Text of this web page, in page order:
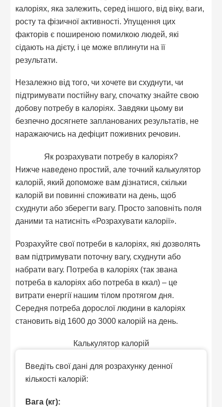
калоріях, яка залежить, серед іншого, від віку, ваги,
росту та фізичної активності. Упущення цих
факторів є поширеною помилкою людей, які
сідають на дієту, і це може вплинути на її
результати.
Незалежно від того, чи хочете ви схуднути, чи
підтримувати постійну вагу, спочатку знайте свою
добову потребу в калоріях. Завдяки цьому ви
безпечно досягнете запланованих результатів, не
наражаючись на дефіцит поживних речовин.
Як розрахувати потребу в калоріях?
Нижче наведено простий, але точний калькулятор
калорій, який допоможе вам дізнатися, скільки
калорій ви повинні споживати на день, щоб
схуднути або зберегти вагу. Просто заповніть поля
даними та натисніть «Розрахувати калорії».
Розрахуйте свої потреби в калоріях, які дозволять
вам підтримувати поточну вагу, схуднути або
набрати вагу. Потреба в калоріях (так звана
потреба в калоріях або потреба в ккал) – це
витрати енергії нашим тілом протягом дня.
Середня потреба дорослої людини в калоріях
становить від 1600 до 3000 калорій на день.
Калькулятор калорій
Введіть свої дані для розрахунку денної
кількості калорій:
Вага (кг):